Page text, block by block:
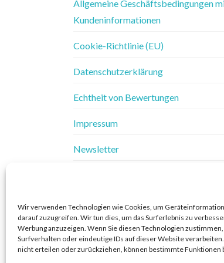
Wir verwenden Technologien wie Cookies, um
darauf zuzugreifen. Wir tun dies, um das Surferlebnis zu
Werbung anzuzeigen. Wenn Sie diesen Technologien
Surfverhalten oder eindeutige IDs auf dieser Website
nicht erteilen oder zurückziehen, können bestimmte Funktionen
Allgemeine Geschäftsbedingungen
Kundeninformationen
Cookie-Richtlinie (EU)
Datenschutzerklärung
Echtheit von Bewertungen
Impressum
Newsletter
Widerrufsbelehrung &